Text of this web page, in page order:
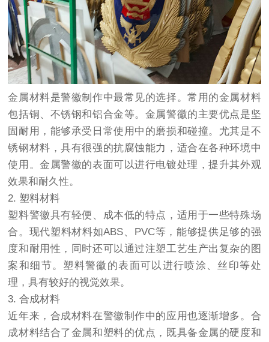
金属材料是警徽制作中最常见的选择。常用的金属材料
包括铜、不锈钢和铝合金等。金属警徽的主要优点是坚
固耐用，能够承受日常使用中的磨损和碰撞。尤其是不
锈钢材料，具有很强的抗腐蚀能力，适合在各种环境中
使用。金属警徽的表面可以进行电镀处理，提升其外观
效果和耐久性。
2. 塑料材料
塑料警徽具有轻便、成本低的特点，适用于一些特殊场
合。现代塑料材料如ABS、PVC等，能够提供足够的强
度和耐用性，同时还可以通过注塑工艺生产出复杂的图
案和细节。塑料警徽的表面可以进行喷涂、丝印等处
理，具有较好的视觉效果。
3. 合成材料
近年来，合成材料在警徽制作中的应用也逐渐增多。合
成材料结合了金属和塑料的优点，既具备金属的硬度和